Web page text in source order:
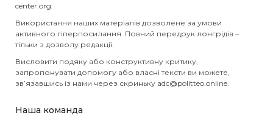
center.org.
Використання наших матеріалів дозволене за умови
активного гіперпосилання. Повний передрук лонгрідів –
тільки з дозволу редакції.
Висловити подяку або конструктивну критику,
запропонувати допомогу або власні тексти ви можете,
зв’язавшись із нами через скриньку adc@politteo.online
Наша команда